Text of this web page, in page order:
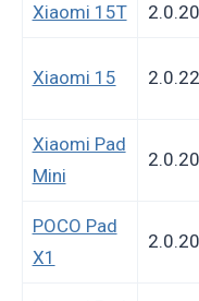
Xiaomi 15T
Xiaomi 15
Xiaomi Pad
Mini
POCO Pad
X1